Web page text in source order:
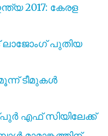
2017: കേരള
ലാജോംഗ് പുതിയ
ടീമുകൾ
എഫ് സിയിലേക്ക്